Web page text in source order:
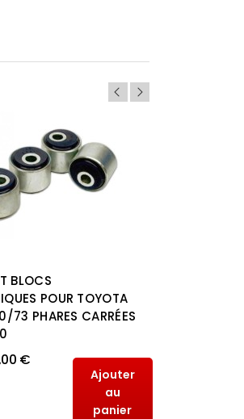
BLOCS
POUR TOYOTA
73 PHARES CARRÉES
€
Ajouter
au
panier